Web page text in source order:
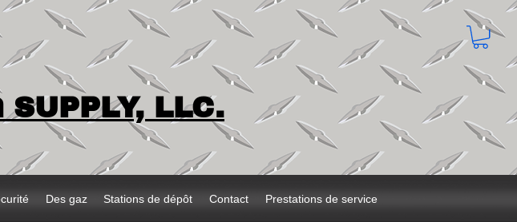
SUPPLY, LLC.
Des gaz Stations de dépôt Contact Prestations de service